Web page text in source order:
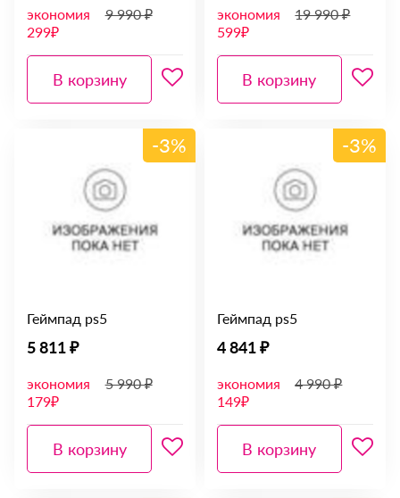
экономия
299₽
9 990 ₽
В корзину
экономия
599₽
19 990 ₽
В корзину
-3%
Геймпад ps5
5 811 ₽
экономия
179₽
5 990 ₽
В корзину
-3%
Геймпад ps5
4 841 ₽
экономия
149₽
4 990 ₽
В корзину